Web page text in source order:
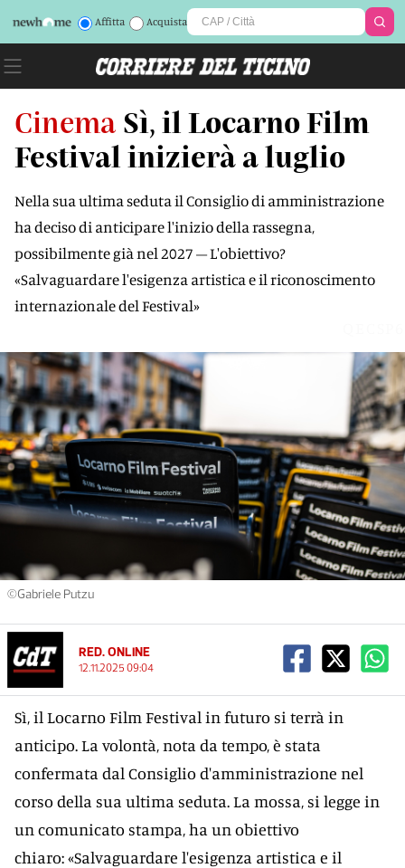
Affitta Acquista
Cinema Sì, il Locarno Film
Festival inizierà a luglio
Nella sua ultima seduta il Consiglio di amministrazione
ha deciso di anticipare l'inizio della rassegna,
possibilmente già nel 2027 – L'obiettivo?
«Salvaguardare l'esigenza artistica e il riconoscimento
internazionale del Festival»
©Gabriele Putzu
RED. ONLINE
12.11.2025 09:04
Sì, il Locarno Film Festival in futuro si terrà in
anticipo. La volontà, nota da tempo, è stata
confermata dal Consiglio d'amministrazione nel
corso della sua ultima seduta. La mossa, si legge in
un comunicato stampa, ha un obiettivo
chiaro: «Salvaguardare l'esigenza artistica e il